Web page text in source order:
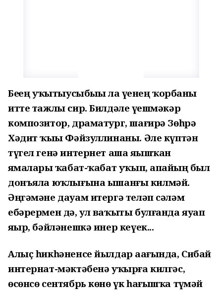
Беҙҙең уҡытыусыбыҙҙы ла үҙенең ҡорбаны
итте тажлы сир. Билдәле үҙешмәкәр
композитор, драматург, шағирә Зөһрә
Хәдит ҡыҙы Фәйзуллинаны. Әле күптән
түгел генә интернет аша яҙышҡан
яҙмаларҙы ҡабат-ҡабат уҡып, апайҙың был
донъяла юҡлығына ышанғы килмәй.
Әңгәмәне дауам итергә теләп сәләм
ебәрермен дә, ул ваҡыты булғанда яуап
яҙыр, бәйләнешкә инер кеүек...
Алыҫ һикһәненсе йылдар аҙағында, Сибай
интернат-мәктәбенә уҡырға килгәс,
өсөнсө сентябрь көнө үк һағышҡа түҙмәй